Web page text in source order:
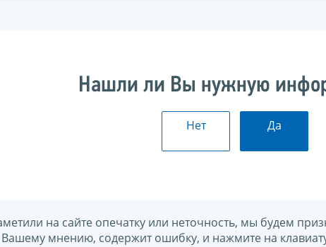
Нашли ли Вы нужную
Нет Да
на сайте опечатку или неточность, мы будем
Вашему мнению, содержит ошибку, и нажмите на